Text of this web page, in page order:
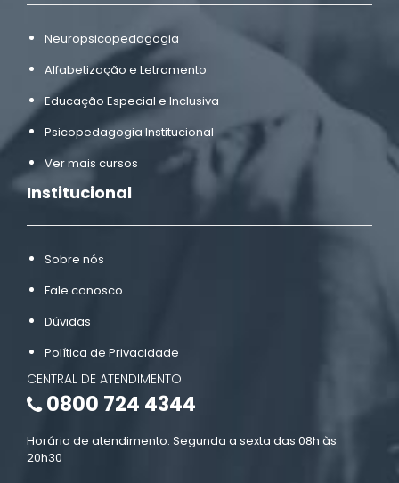
Neuropsicopedagogia
Alfabetização e Letramento
Educação Especial e Inclusiva
Psicopedagogia Institucional
Ver mais cursos
Institucional
Sobre nós
Fale conosco
Dúvidas
Política de Privacidade
CENTRAL DE ATENDIMENTO
0800 724 4344
Horário de atendimento: Segunda a sexta das 08h às
20h30